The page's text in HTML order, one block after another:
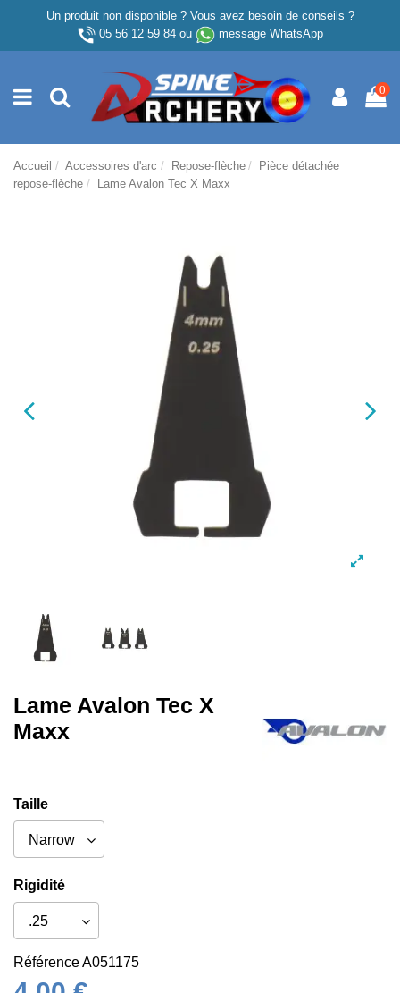
Un produit non disponible ? Vous avez besoin de conseils ?
05 56 12 59 84ou message WhatsApp
0
Accueil Accessoires d'arc Repose-flèche
Pièce détachée
repose-flèche
Lame Avalon Tec X Maxx
Lame Avalon Tec X
Maxx
Taille
Rigidité
RéférenceA051175